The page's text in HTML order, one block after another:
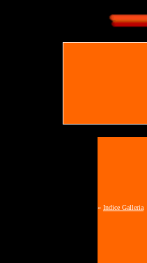
« Indice Galleria